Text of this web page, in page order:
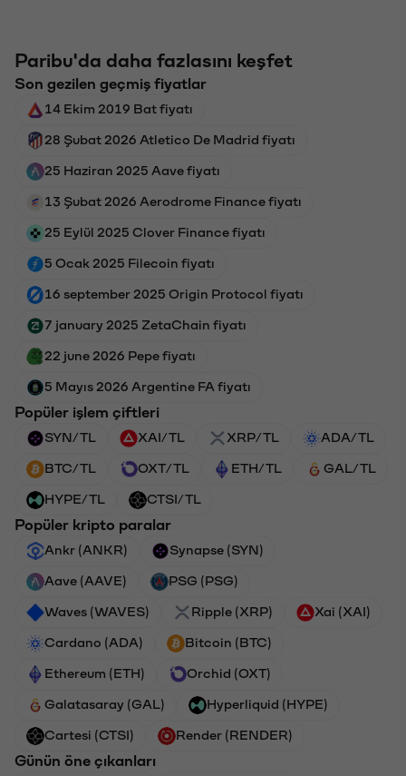
Paribu'da daha fazlasını keşfet
Son gezilen geçmiş fiyatlar
14 Ekim 2019 Bat fiyatı
28 Şubat 2026 Atletico De Madrid fiyatı
25 Haziran 2025 Aave fiyatı
13 Şubat 2026 Aerodrome Finance fiyatı
25 Eylül 2025 Clover Finance fiyatı
5 Ocak 2025 Filecoin fiyatı
16 september 2025 Origin Protocol fiyatı
7 january 2025 ZetaChain fiyatı
22 june 2026 Pepe fiyatı
5 Mayıs 2026 Argentine FA fiyatı
Popüler işlem çiftleri
SYN/TL XAI/TL XRP/TL ADA/TL
BTC/TL OXT/TL ETH/TL GAL/TL
HYPE/TL CTSI/TL
Popüler kripto paralar
Ankr (ANKR) Synapse (SYN)
Aave (AAVE) PSG (PSG)
Waves (WAVES) Ripple (XRP) Xai (XAI)
Cardano (ADA) Bitcoin (BTC)
Ethereum (ETH) Orchid (OXT)
Galatasaray (GAL) Hyperliquid (HYPE)
Cartesi (CTSI) Render (RENDER)
Günün öne çıkanları